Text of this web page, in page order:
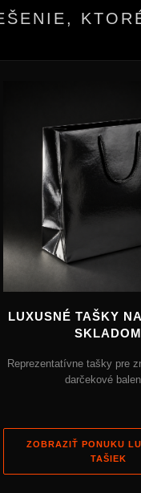
LUXUSNÉ TAŠKY
SKLADOM
Reprezentatívne tašky pre
darčekové
ZOBRAZIŤ PONUKU
TAŠIEK